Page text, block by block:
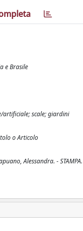
e Brasile
scale; giardini
o Articolo
Alessandra. -